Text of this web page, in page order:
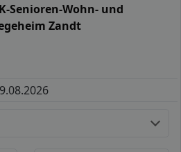
Senioren-Wohn- und
Zandt